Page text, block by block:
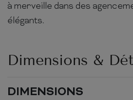
à merveille dans des
élégants.
Dimensions &
DIMENSIONS